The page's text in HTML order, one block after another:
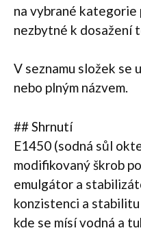
na vybrané
nezbytné k dosažení
V seznamu složek se
nebo plným názvem.
## Shrnutí
E1450 (sodná sůl
modifikovaný škrob
emulgátor a
konzistenci a stabilitu
kde se mísí vodná a